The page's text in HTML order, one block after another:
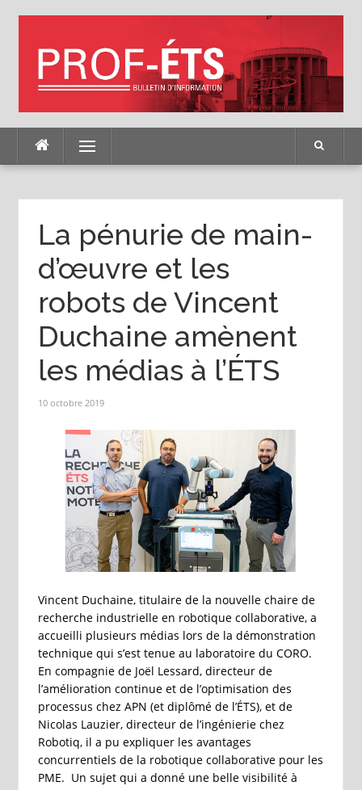
Menu
La pénurie de main-
d’œuvre et les
robots de Vincent
Duchaine amènent
les médias à l’ÉTS
10 octobre 2019
Vincent Duchaine, titulaire de la nouvelle chaire de
recherche industrielle en robotique collaborative, a
accueilli plusieurs médias lors de la démonstration
technique qui s’est tenue au laboratoire du CORO.
En compagnie de Joël Lessard, directeur de
l’amélioration continue et de l’optimisation des
processus chez APN (et diplômé de l’ÉTS), et de
Nicolas Lauzier, directeur de l’ingénierie chez
Robotiq, il a pu expliquer les avantages
concurrentiels de la robotique collaborative pour les
PME. Un sujet qui a donné une belle visibilité à